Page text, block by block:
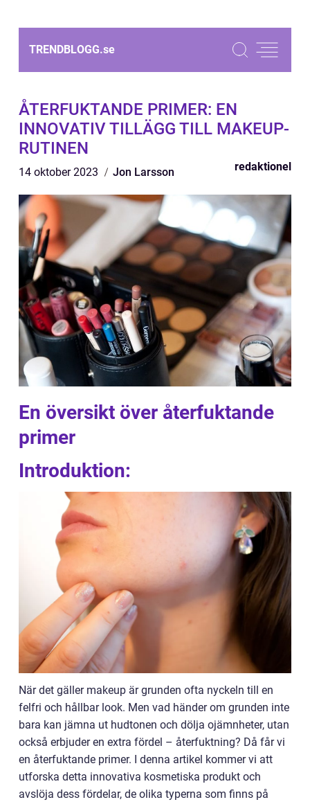
TRENDBLOGG.se
ÅTERFUKTANDE PRIMER: EN
INNOVATIV TILLÄGG TILL MAKEUP-
RUTINEN
14 oktober 2023 Jon Larsson redaktionel
En översikt över återfuktande
primer
Introduktion:
När det gäller makeup är grunden ofta nyckeln till en
felfri och hållbar look. Men vad händer om grunden inte
bara kan jämna ut hudtonen och dölja ojämnheter, utan
också erbjuder en extra fördel – återfuktning? Då får vi
en återfuktande primer. I denna artikel kommer vi att
utforska detta innovativa kosmetiska produkt och
avslöja dess fördelar, de olika typerna som finns på